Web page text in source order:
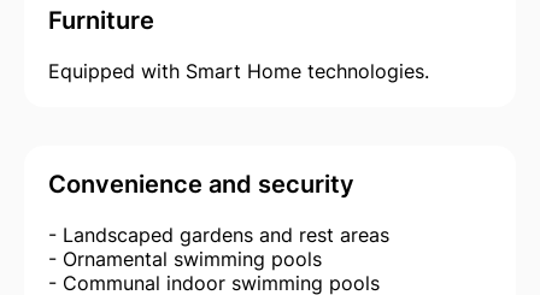
Furniture
Equipped with Smart Home technologies.
Convenience and security
- Landscaped gardens and rest areas
- Ornamental swimming pools
- Communal indoor swimming pools